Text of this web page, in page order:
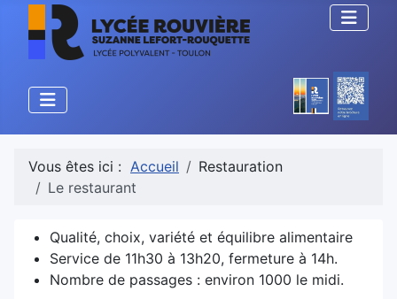
Vous êtes ici : Accueil
Restauration
Le restaurant
Qualité, choix, variété et équilibre alimentaire
Service de 11h30 à 13h20, fermeture à 14h.
Nombre de passages : environ 1000 le midi.